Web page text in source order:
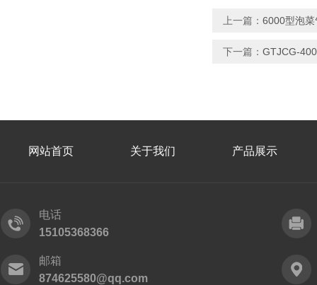
上一篇： 6000型泡
下一篇： GTJCG-
网站首页 关于我们 产品展示
电话
15105368366
邮箱
874625580@qq.com